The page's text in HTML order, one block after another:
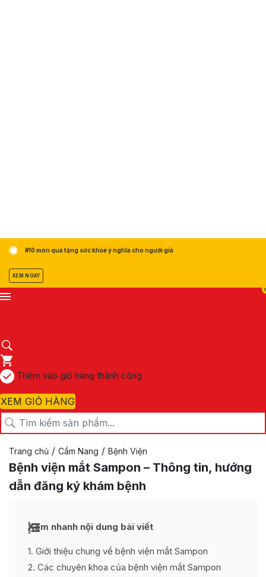
#10 món quà tặng sức khỏe ý nghĩa cho người già
XEM NGAY
0
Thêm vào giỏ hàng thành công
XEM GIỎ HÀNG
Trang chủ / Cẩm Nang / Bệnh Viện
Bệnh viện mắt Sampon – Thông tin, hướng
dẫn đăng ký khám bệnh
Xem nhanh nội dung bài viết
1 Giới thiệu chung về bệnh viện mắt Sampon
2 Các chuyên khoa của bệnh viện mắt Sampon